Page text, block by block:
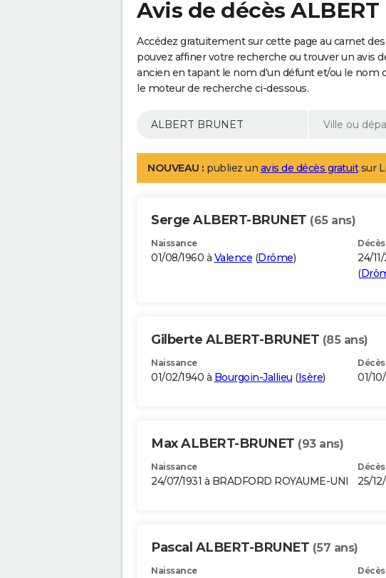
Avis de décès ALBERT
Accédez gratuitement sur cette page au carnet des
pouvez affiner votre recherche ou trouver un avis
ancien en tapant le nom d'un défunt et/ou le nom
le moteur de recherche ci-dessous.
NOUVEAU : publiez un avis de décès gratuitsur
Serge ALBERT-BRUNET (65 ans)
Naissance
01/08/1960 à Valence (Drôme)
Décès
24/
(
Gilberte ALBERT-BRUNET (85 ans)
Naissance
01/02/1940 à Bourgoin-Jallieu (Isère)
Décès
01/
Max ALBERT-BRUNET (93 ans)
Naissance
24/07/1931 à BRADFORD ROYAUME-UNI
Décès
25/
Pascal ALBERT-BRUNET (57 ans)
Naissance Décès